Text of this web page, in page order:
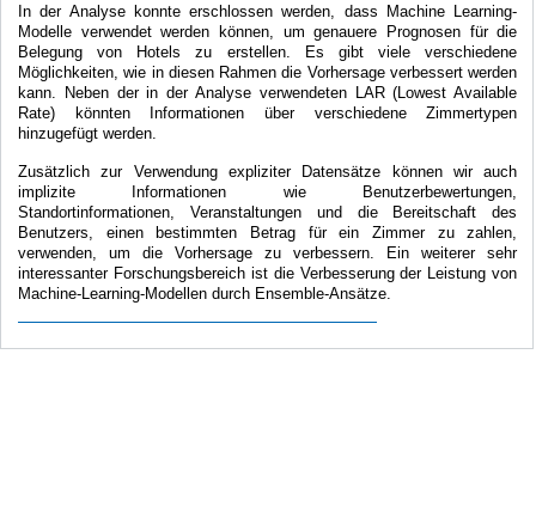
In der Analyse konnte erschlossen werden, dass Machine Learning-
Modelle verwendet werden können, um genauere Prognosen für die
Belegung von Hotels zu erstellen. Es gibt viele verschiedene
Möglichkeiten, wie in diesen Rahmen die Vorhersage verbessert werden
kann. Neben der in der Analyse verwendeten LAR (Lowest Available
Rate) könnten Informationen über verschiedene Zimmertypen
hinzugefügt werden.
Zusätzlich zur Verwendung expliziter Datensätze können wir auch
implizite Informationen wie Benutzerbewertungen,
Standortinformationen, Veranstaltungen und die Bereitschaft des
Benutzers, einen bestimmten Betrag für ein Zimmer zu zahlen,
verwenden, um die Vorhersage zu verbessern. Ein weiterer sehr
interessanter Forschungsbereich ist die Verbesserung der Leistung von
Machine-Learning-Modellen durch Ensemble-Ansätze.